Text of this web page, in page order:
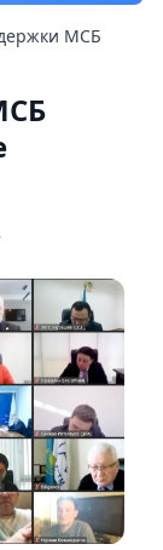
МСБ